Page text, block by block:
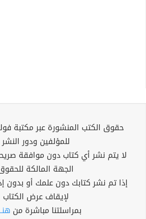
حقوق الكتب المنشورة عبر مكتبة
للمؤلفين ودور النشر
لا يتم نشر أي كتاب دون موافقة
الجهة المالكة
إذا تم نشر كتابك دون علمك أو بدون
لإيقاف عرض الكتاب
بمراسلتنا مباشرة من